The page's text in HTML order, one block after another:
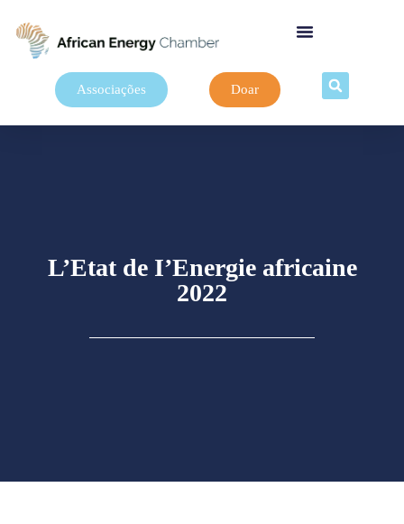
Associações Doar
L’Etat de I’Energie africaine
2022